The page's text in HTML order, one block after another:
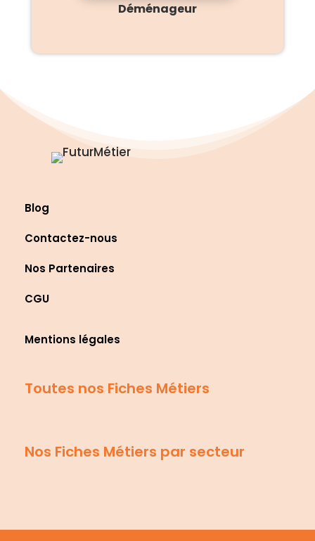
Déménageur
Blog
Contactez-nous
Nos Partenaires
CGU
Mentions légales
Toutes nos Fiches Métiers
Nos Fiches Métiers par secteur